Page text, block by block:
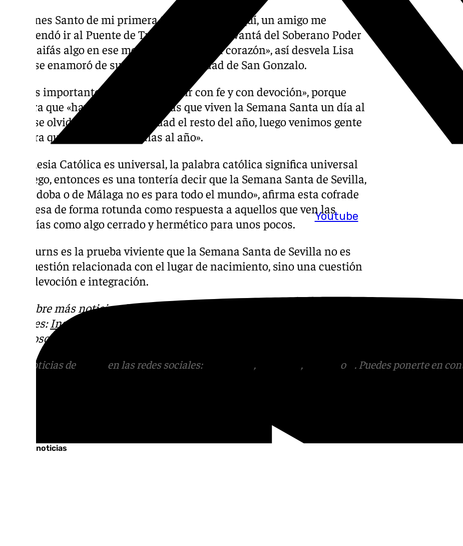
Youtube
«El Lunes Santo de mi primera Semana Santa aquí, un amigo me
recomendó ir al Puente de Triana y al ver la levantá del Soberano Poder
ante Caifás algo en ese momento me tocó el corazón», así desvela Lisa
cómo se enamoró de su querida hermandad de San Gonzalo.
Lo más importante para Lisa es «vivir con fe y con devoción», porque
asegura que «hay muchas personas que viven la Semana Santa un día al
año y se olvidan de su hermandad el resto del año, luego venimos gente
de fuera que lo vivimos 365 días al año».
«La Iglesia Católica es universal, la palabra católica significa universal
en griego, entonces es una tontería decir que la Semana Santa de Sevilla,
de Córdoba o de Málaga no es para todo el mundo», afirma esta cofrade
irlandesa de forma rotunda como respuesta a aquellos que ven las
cofradías como algo cerrado y hermético para unos pocos.
Lisa Burns es la prueba viviente que la Semana Santa de Sevilla no es
una cuestión relacionada con el lugar de nacimiento, sino una cuestión
de fe, devoción e integración.
Descubre más noticias de101Tv
sociales: Instagram
con nosotros en el correo
Más noticias de en las redes sociales: , , o
. Puedes ponerte en
Últimas noticias